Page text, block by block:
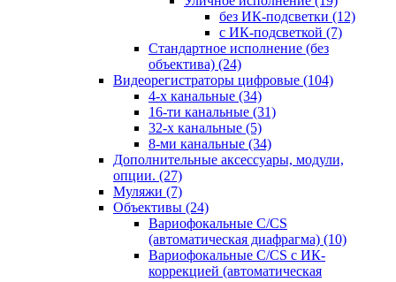
без ИК-подсветки (12)
с ИК-подсветкой (7)
Стандартное исполнение (без
объектива) (24)
Видеорегистраторы цифровые (104)
4-х канальные (34)
16-ти канальные (31)
32-х канальные (5)
8-ми канальные (34)
Дополнительные аксессуары, модули,
опции. (27)
Муляжи (7)
Объективы (24)
Вариофокальные C/CS
(автоматическая диафрагма) (10)
Вариофокальные C/CS с ИК-
коррекцией (автоматическая